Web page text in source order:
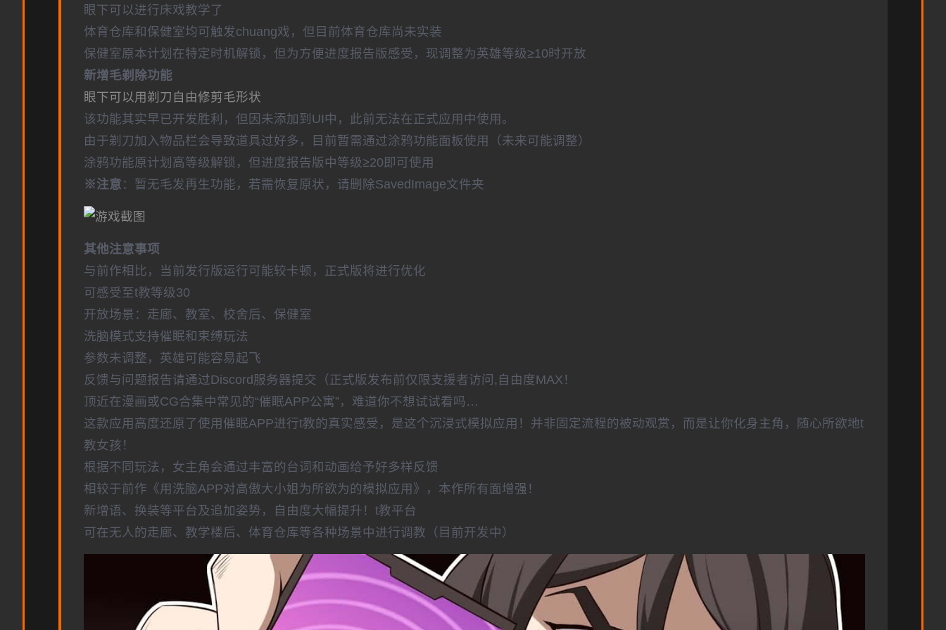
眼下可以进行床戏教学了
体育仓库和保健室均可触发chuang戏，但目前体育仓库尚未实装
保健室原本计划在特定时机解锁，但为方便进度报告版感受，现调整为英雄等级≥10时开放
新增毛剃除功能
眼下可以用剃刀自由修剪毛形状
该功能其实早已开发胜利，但因未添加到UI中，此前无法在正式应用中使用。
由于剃刀加入物品栏会导致道具过好多，目前暂需通过涂鸦功能面板使用（未来可能调整）
涂鸦功能原计划高等级解锁，但进度报告版中等级≥20即可使用
※注意 ：暂无毛发再生功能，若需恢复原状，请删除SavedImage文件夹
其他注意事项
与前作相比，当前发行版运行可能较卡顿，正式版将进行优化
可感受至t教等级30
开放场景：走廊、教室、校舍后、保健室
洗脑模式支持催眠和束缚玩法
参数未调整，英雄可能容易起飞
反馈与问题报告请通过Discord服务器提交（正式版发布前仅限支援者访问,自由度MAX！
顶近在漫画或CG合集中常见的“催眠APP公寓”，难道你不想试试看吗…
这款应用高度还原了使用催眠APP进行t教的真实感受，是这个沉浸式模拟应用！并非固定流程的被动观赏，而是让你化身主角，随心所欲地t
教女孩！
根据不同玩法，女主角会通过丰富的台词和动画给予好多样反馈
相较于前作《用洗脑APP对高傲大小姐为所欲为的模拟应用》，本作所有面增强！
新增语、换装等平台及追加姿势，自由度大幅提升！t教平台
可在无人的走廊、教学楼后、体育仓库等各种场景中进行调教（目前开发中）